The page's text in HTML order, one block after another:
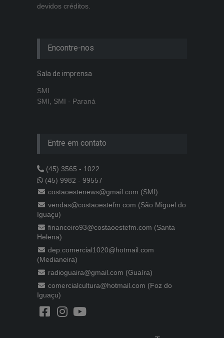
devidos créditos.
Encontre-nos
Sala de imprensa
SMI
SMI, SMI - Paraná
Entre em contato
(45) 3565 - 1022
(45) 9982 - 99557
costaoestenews@gmail.com (SMI)
vendas@costaoestefm.com (São Miguel do
Iguaçu)
financeiro93@costaoestefm.com (Santa
Helena)
dep.comercial1020@hotmail.com
(Medianeira)
radioguaira@gmail.com (Guaíra)
comercialcultura@hotmail.com (Foz do
Iguaçu)